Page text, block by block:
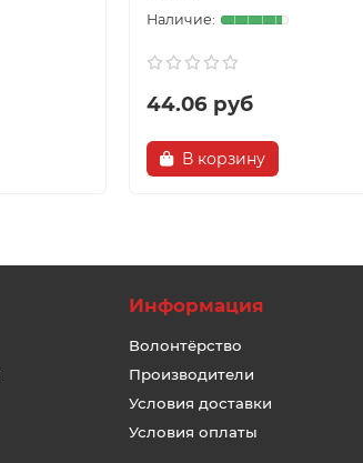
44.06 руб
В корзину
Информация
Волонтёрство
Производители
Условия доставки
Условия оплаты